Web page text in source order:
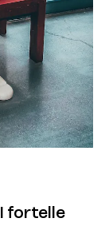
fortelle